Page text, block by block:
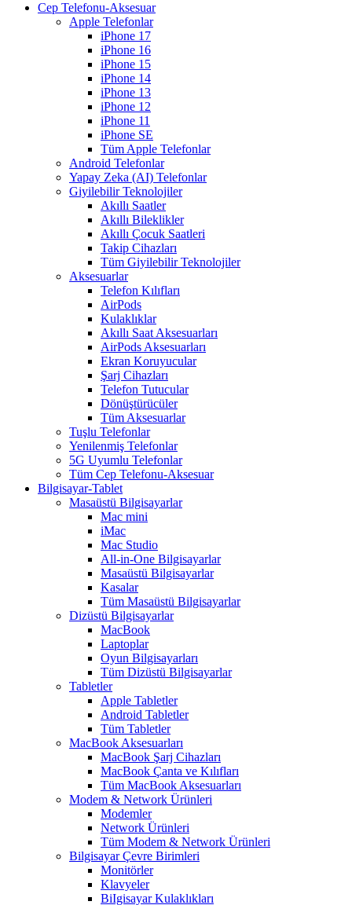
Cep Telefonu-Aksesuar
Apple Telefonlar
iPhone 17
iPhone 16
iPhone 15
iPhone 14
iPhone 13
iPhone 12
iPhone 11
iPhone SE
Tüm Apple Telefonlar
Android Telefonlar
Yapay Zeka (AI) Telefonlar
Giyilebilir Teknolojiler
Akıllı Saatler
Akıllı Bileklikler
Akıllı Çocuk Saatleri
Takip Cihazları
Tüm Giyilebilir Teknolojiler
Aksesuarlar
Telefon Kılıfları
AirPods
Kulaklıklar
Akıllı Saat Aksesuarları
AirPods Aksesuarları
Ekran Koruyucular
Şarj Cihazları
Telefon Tutucular
Dönüştürücüler
Tüm Aksesuarlar
Tuşlu Telefonlar
Yenilenmiş Telefonlar
5G Uyumlu Telefonlar
Tüm Cep Telefonu-Aksesuar
Bilgisayar-Tablet
Masaüstü Bilgisayarlar
Mac mini
iMac
Mac Studio
All-in-One Bilgisayarlar
Masaüstü Bilgisayarlar
Kasalar
Tüm Masaüstü Bilgisayarlar
Dizüstü Bilgisayarlar
MacBook
Laptoplar
Oyun Bilgisayarları
Tüm Dizüstü Bilgisayarlar
Tabletler
Apple Tabletler
Android Tabletler
Tüm Tabletler
MacBook Aksesuarları
MacBook Şarj Cihazları
MacBook Çanta ve Kılıfları
Tüm MacBook Aksesuarları
Modem & Network Ürünleri
Modemler
Network Ürünleri
Tüm Modem & Network Ürünleri
Bilgisayar Çevre Birimleri
Monitörler
Klavyeler
BiIgisayar Kulaklıkları